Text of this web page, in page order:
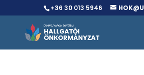
+36 30 013 5946